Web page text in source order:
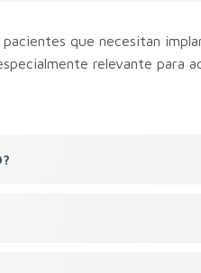
que necesitan
relevante para